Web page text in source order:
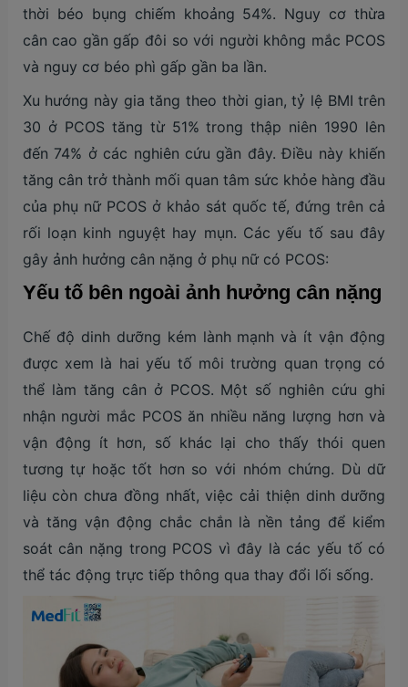
thời béo bụng chiếm khoảng 54%. Nguy cơ thừa
cân cao gần gấp đôi so với người không mắc PCOS
và nguy cơ béo phì gấp gần ba lần.
Xu hướng này gia tăng theo thời gian, tỷ lệ BMI trên
30 ở PCOS tăng từ 51% trong thập niên 1990 lên
đến 74% ở các nghiên cứu gần đây. Điều này khiến
tăng cân trở thành mối quan tâm sức khỏe hàng đầu
của phụ nữ PCOS ở khảo sát quốc tế, đứng trên cả
rối loạn kinh nguyệt hay mụn. Các yếu tố sau đây
gây ảnh hưởng cân nặng ở phụ nữ có PCOS:
Yếu tố bên ngoài ảnh hưởng cân nặng
Chế độ dinh dưỡng kém lành mạnh và ít vận động
được xem là hai yếu tố môi trường quan trọng có
thể làm tăng cân ở PCOS. Một số nghiên cứu ghi
nhận người mắc PCOS ăn nhiều năng lượng hơn và
vận động ít hơn, số khác lại cho thấy thói quen
tương tự hoặc tốt hơn so với nhóm chứng. Dù dữ
liệu còn chưa đồng nhất, việc cải thiện dinh dưỡng
và tăng vận động chắc chắn là nền tảng để kiểm
soát cân nặng trong PCOS vì đây là các yếu tố có
thể tác động trực tiếp thông qua thay đổi lối sống.